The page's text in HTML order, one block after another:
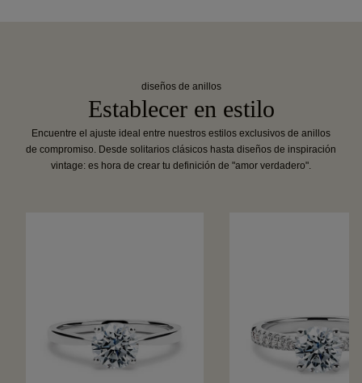
diseños de anillos
Establecer en estilo
Encuentre el ajuste ideal entre nuestros estilos exclusivos de anillos
de compromiso. Desde solitarios clásicos hasta diseños de inspiración
vintage: es hora de crear tu definición de "amor verdadero".